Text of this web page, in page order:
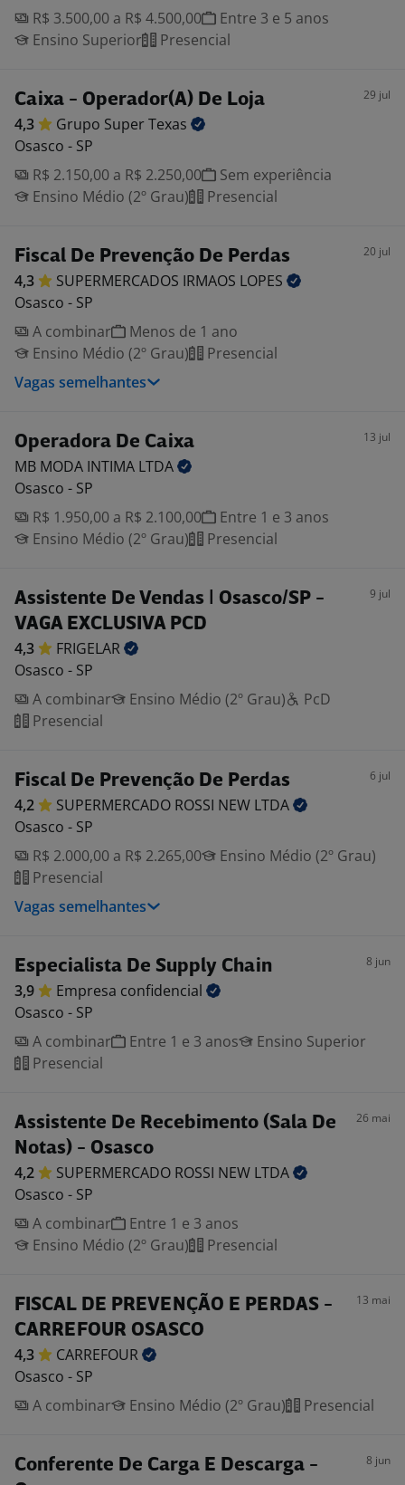
R$ 3.500,00 a R$ 4.500,00
Entre 3 e 5 anos
Ensino Superior
Presencial
Caixa - Operador(A) De Loja 29 jul
4,3 Grupo SuperTexas
Osasco - SP
R$ 2.150,00 a R$ 2.250,00
Sem experiência
Ensino Médio (2º Grau)
Presencial
Fiscal De Prevenção De Perdas 20 jul
4,3 SUPERMERCADOS IRMAOS LOPES
Osasco - SP
A combinar
Menos de 1 ano
Ensino Médio (2º Grau)
Presencial
Vagas semelhantes
Operadora De Caixa 13 jul
MB MODA INTIMA LTDA
Osasco - SP
R$ 1.950,00 a R$ 2.100,00
Entre 1 e 3 anos
Ensino Médio (2º Grau)
Presencial
Assistente De Vendas | Osasco/SP -
VAGA EXCLUSIVA PCD
9 jul
4,3
FRIGELAR
Osasco - SP
A combinar
Ensino Médio (2º Grau)
PcD
Presencial
Fiscal De Prevenção De Perdas 6 jul
4,2 SUPERMERCADO ROSSI NEW LTDA
Osasco - SP
R$ 2.000,00 a R$ 2.265,00
Ensino Médio (2º Grau)
Presencial
Vagas semelhantes
Especialista De Supply Chain 8 jun
3,9 Empresa confidencial
Osasco - SP
A combinar
Entre 1 e 3 anos
Ensino Superior
Presencial
Assistente De Recebimento (Sala De
Notas) - Osasco
26 mai
4,2 SUPERMERCADO ROSSI NEW LTDA
Osasco - SP
A combinar
Entre 1 e 3 anos
Ensino Médio (2º Grau)
Presencial
FISCAL DE PREVENÇÃO E PERDAS -
CARREFOUR OSASCO
13 mai
4,3
CARREFOUR
Osasco - SP
A combinar
Ensino Médio (2º Grau) Presencial
Conferente De Carga E Descarga -
8 jun